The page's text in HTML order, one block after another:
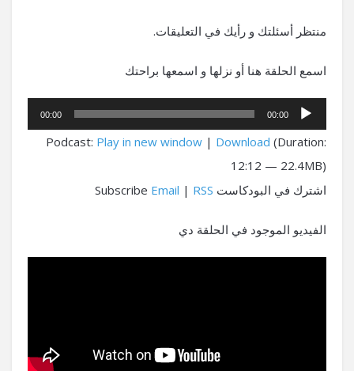
منتظر أسئلتك و رأيك في التعليقات.
اسمع الحلقة هنا أو نزلها و اسمعها براحتك
مشغل
الصوت
00:00
00:00
Podcast: Play in new window | Download (Duration:
12:12 — 22.4MB)
اشترك في البودكاست Subscribe
Email | RSS
الفيديو الموجود في الحلقة دي